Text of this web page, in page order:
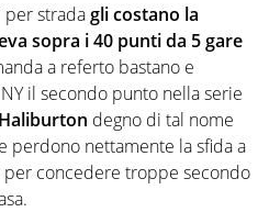
per stradagli costano la
sopra i 40 punti da 5 gare
a referto bastano e
il secondo punto nella serie
Haliburton degno di tal nome
perdono nettamente la sfida a
per concedere troppe secondo